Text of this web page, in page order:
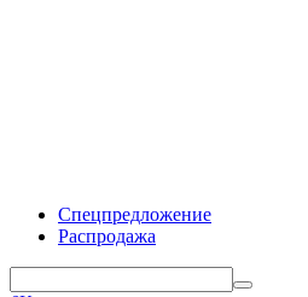
Спецпредложение
Распродажа